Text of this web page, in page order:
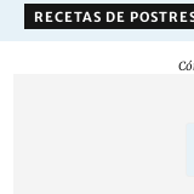
RECETAS DE